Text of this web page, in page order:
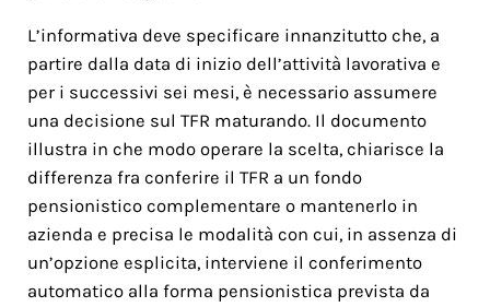
L’informativa deve specificare innanzitutto che, a
partire dalla data di inizio dell’attività lavorativa e
per i successivi sei mesi, è necessario assumere
una decisione sul TFR maturando. Il documento
illustra in che modo operare la scelta, chiarisce la
differenza fra conferire il TFR a un fondo
pensionistico complementare o mantenerlo in
azienda e precisa le modalità con cui, in assenza di
un’opzione esplicita, interviene il conferimento
automatico alla forma pensionistica prevista da